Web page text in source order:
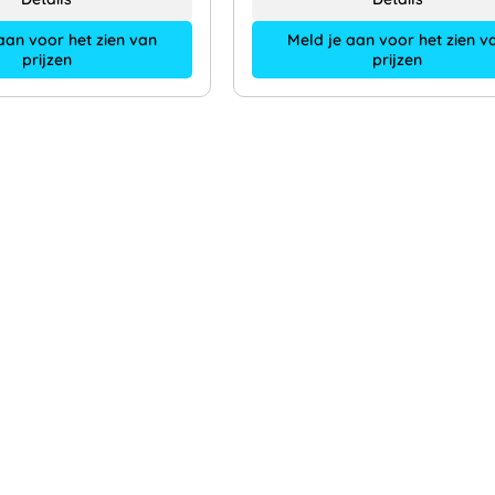
voor het zien van
prijzen
Meld je aan voor het zien
prijzen